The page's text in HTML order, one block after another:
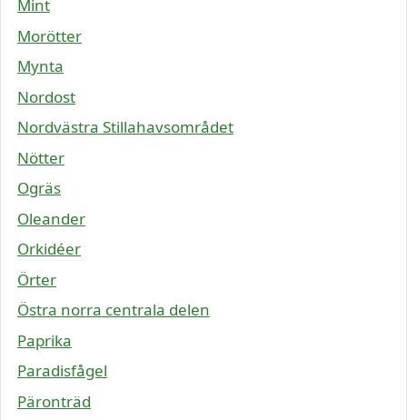
Mint
Morötter
Mynta
Nordost
Nordvästra Stillahavsområdet
Nötter
Ogräs
Oleander
Orkidéer
Örter
Östra norra centrala delen
Paprika
Paradisfågel
Päronträd